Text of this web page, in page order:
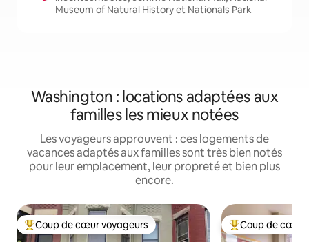
Museum of Natural History et Nationals Park
Washington : locations adaptées aux
familles les mieux notées
Les voyageurs approuvent : ces logements de
vacances adaptés aux familles sont très bien notés
pour leur emplacement, leur propreté et bien plus
encore.
Coups de cœur voyageurs les plus appréciés
Coup de cœur voyageurs Coups de cœur
Coup de cœur